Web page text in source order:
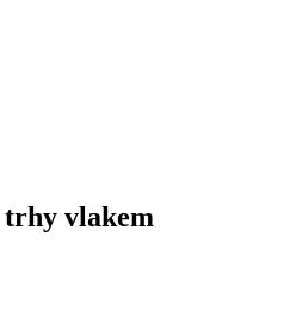
vlakem